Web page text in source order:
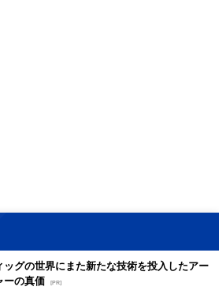
ッグの世界にまた新たな技術を投入したアー
ーの真価
[PR]